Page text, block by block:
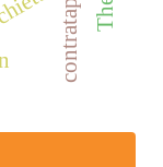
contratapa